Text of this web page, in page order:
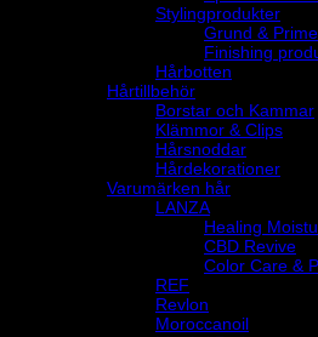
Stylingprodukter
Grund &
Finishing
Hårbotten
Hårtillbehör
Borstar och Kammar
Klämmor & Clips
Hårsnoddar
Hårdekorationer
Varumärken hår
LANZA
Healing
CBD Revive
Color Care &
REF
Revlon
Moroccanoil